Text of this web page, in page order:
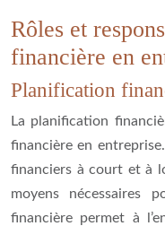
Rôles et
financière en
Planification
La planification
financière en
financiers à court et à
moyens nécessaires
financière permet à